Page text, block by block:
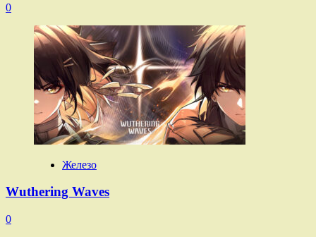
0
Железо
Wuthering Waves
0